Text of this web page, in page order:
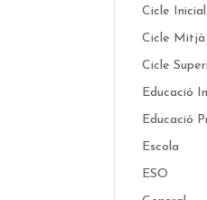
Cicle Inicial
Cicle Mitjà
Cicle
Educació
Educació
Escola
ESO